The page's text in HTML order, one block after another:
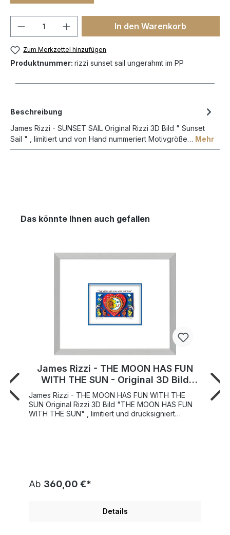
In den Warenkorb
Zum Merkzettel hinzufügen
Produktnummer: rizzi sunset sail ungerahmt im PP
Beschreibung
James Rizzi - SUNSET SAIL Original Rizzi 3D Bild " Sunset
Sail " , limitiert und von Hand nummeriert Motivgröße… Mehr
Das könnte Ihnen auch gefallen
James Rizzi - THE MOON HAS FUN
WITH THE SUN - Original 3D Bild
drucksigniert
James Rizzi - THE MOON HAS FUN WITH THE
SUN Original Rizzi 3D Bild "THE MOON HAS FUN
WITH THE SUN" , limitiert und drucksigniert
Innenkante im Format 20x24 cm ist enthalten.
Motiv speziell für Verliebte lädt uns James Rizzi in
Ab 360,00 €*
Details